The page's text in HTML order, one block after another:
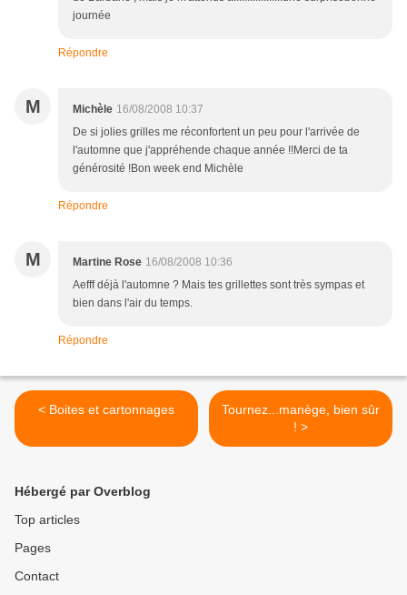
journée
Répondre
M Michèle 16/08/2008 10:37
De si jolies grilles me réconfortent un peu pour l'arrivée de
l'automne que j'appréhende chaque année !!Merci de ta
générosité !Bon week end Michèle
Répondre
M Martine Rose 16/08/2008 10:36
Aefff déjà l'automne ? Mais tes grillettes sont très sympas et
bien dans l'air du temps.
Répondre
< Boites et cartonnages
Tournez...manège, bien sûr
! >
Hébergé par Overblog
Top articles
Pages
Contact